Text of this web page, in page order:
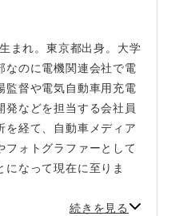
まれ。東京都出身。大学
なのに電機関連会社で電
監督や電気自動車用充電
発などを担当する会社員
を経て、自動車メディア
フォトグラファーとして
になって現在に至りま
続きを見る